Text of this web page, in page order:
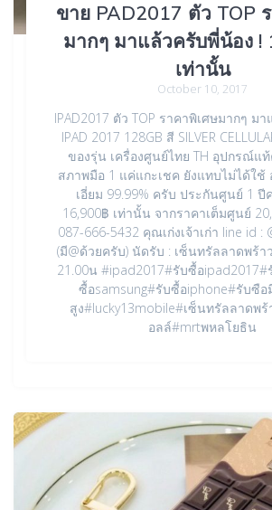
ขาย PAD2017 ตัว TOP
มากๆ มาแล้วครับพี่น้อง !
เท่านั้น
October 10, 2017
IPAD2017 ตัว TOP ราคาพิเศษมากๆ ม
IPAD 2017 128GB สี SILVER
ของรุ่น เครื่องศูนย์ไทย TH อุปกรณ์แ
สภาพมือ 1 แค่แกะเชค ยังแทบไม่ได้ใช้
เอี่ยม 99.99% ครับ ประกันศูนย์ 1 ปี
16,900฿ เท่านั้น จากราคาเต็มศูนย์
087-666-5432 คุณเก่งเจ้าเก่า line id :
(มี@ด้วยครับ) นัดรับ : เซ็นทรัลลาดพร้า
21.00น #ipad2017#รับซื้อ
ซื้อsamsung#รับซื้อiphone#รับซือ
สูง#lucky13mobile#เซ็นทรัลลาดพ
อลล์#mrtพหลโยธิน